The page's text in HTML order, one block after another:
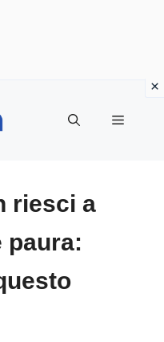
Menu
riesci a
paura: